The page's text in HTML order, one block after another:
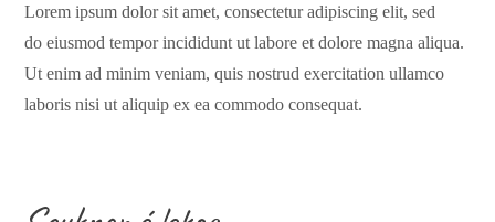
Lorem ipsum dolor sit amet, consectetur adipiscing elit, sed
do eiusmod tempor incididunt ut labore et dolore magna aliqua.
Ut enim ad minim veniam, quis nostrud exercitation ullamco
laboris nisi ut aliquip ex ea commodo consequat.